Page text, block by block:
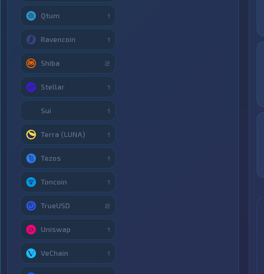
Qtum 1
Ravencoin 1
Shiba 2
Stellar 1
Sui 1
Terra (LUNA) 1
Tezos 1
Toncoin 1
TrueUSD 2
Uniswap 1
VeChain 1